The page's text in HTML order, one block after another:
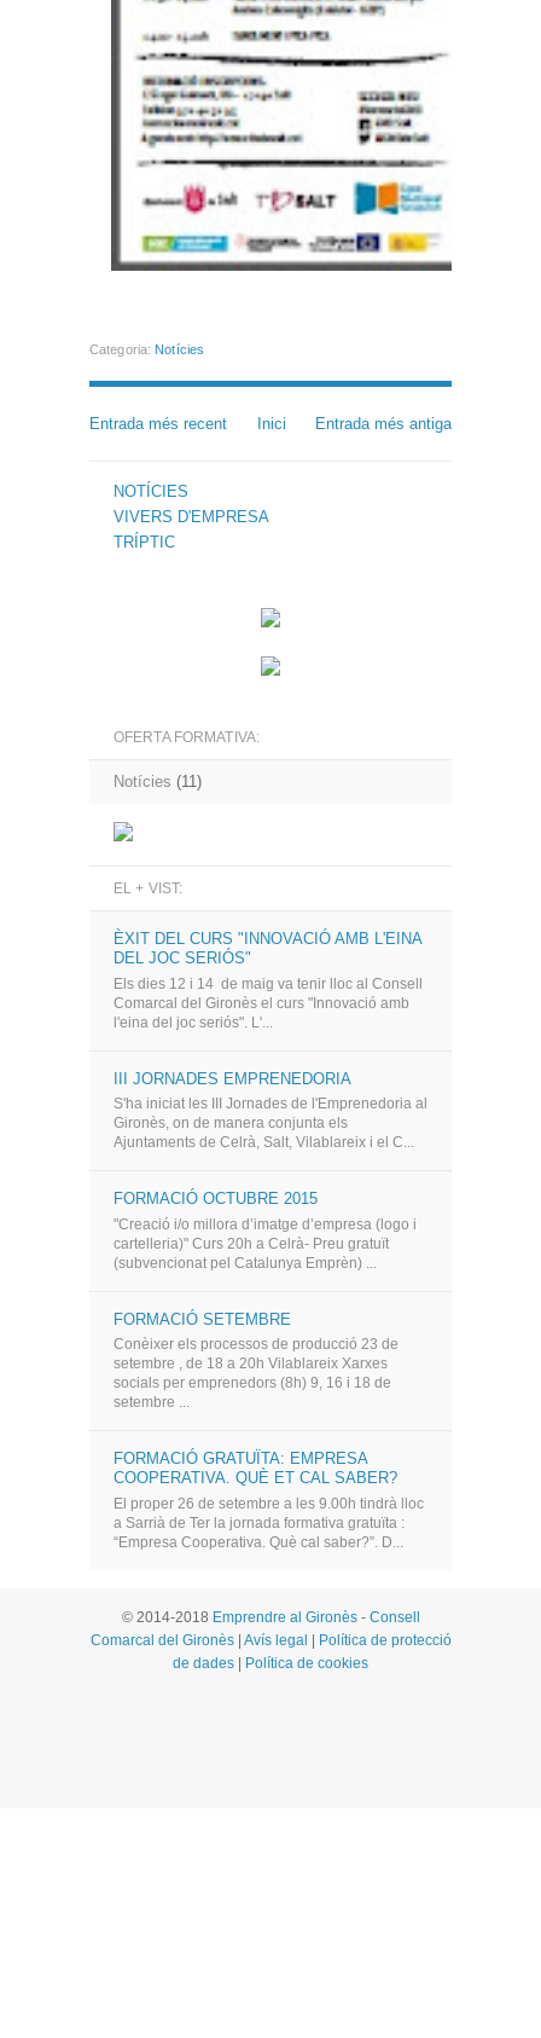
Categoria: Notícies
Entrada més recent Entrada més antiga
Inici
NOTÍCIES
VIVERS D'EMPRESA
TRÍPTIC
OFERTA FORMATIVA:
Notícies (11)
EL + VIST:
ÈXIT DEL CURS "INNOVACIÓ AMB L'EINA
DEL JOC SERIÓS"
Els dies 12 i 14 de maig va tenir lloc al Consell
Comarcal del Gironès el curs "Innovació amb
l'eina del joc seriós". L'...
III JORNADES EMPRENEDORIA
S'ha iniciat les III Jornades de l'Emprenedoria al
Gironès, on de manera conjunta els
Ajuntaments de Celrà, Salt, Vilablareix i el C...
FORMACIÓ OCTUBRE 2015
"Creació i/o millora d’imatge d’empresa (logo i
cartelleria)" Curs 20h a Celrà- Preu gratuït
(subvencionat pel Catalunya Emprèn) ...
FORMACIÓ SETEMBRE
Conèixer els processos de producció 23 de
setembre , de 18 a 20h Vilablareix Xarxes
socials per emprenedors (8h) 9, 16 i 18 de
setembre ...
FORMACIÓ GRATUÏTA: EMPRESA
COOPERATIVA. QUÈ ET CAL SABER?
El proper 26 de setembre a les 9.00h tindrà lloc
a Sarrià de Ter la jornada formativa gratuïta :
“Empresa Cooperativa. Què cal saber?”. D...
© 2014-2018 Emprendre al Gironès- Consell
Comarcal del Gironès| Avís legal
Política de protecció
de dades
Política de cookies